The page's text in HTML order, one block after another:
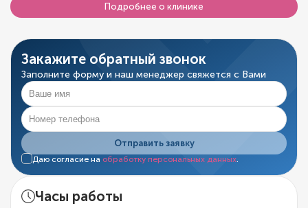
Подробнее о клинике
Закажите обратный звонок
Заполните форму и наш менеджер свяжется с Вами
Отправить заявку
Даю согласие на обработку персональных данных
Часы работы